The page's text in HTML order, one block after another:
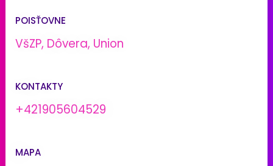
POISŤOVNE
VšZP, Dôvera, Union
KONTAKTY
+421905604529
MAPA